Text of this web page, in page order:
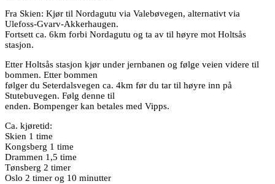
Fra Skien: Kjør til Nordagutu via Valebøvegen, alternativt via
Ulefoss-Gvarv-Akkerhaugen.
Fortsett ca. 6km forbi Nordagutu og ta av til høyre mot Holtsås
stasjon.
Etter Holtsås stasjon kjør under jernbanen og følge veien videre til
bommen. Etter bommen
følger du Seterdalsvegen ca. 4km før du tar til høyre inn på
Stutebuvegen. Følg denne til
enden. Bompenger kan betales med Vipps.
Ca. kjøretid:
Skien 1 time
Kongsberg 1 time
Drammen 1,5 time
Tønsberg 2 timer
Oslo 2 timer og 10 minutter